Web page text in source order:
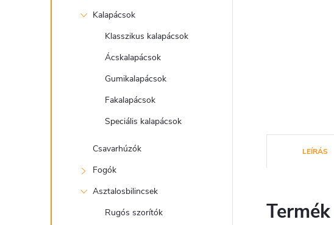
Kalapácsok
Klasszikus kalapácsok
Ácskalapácsok
Gumikalapácsok
Fakalapácsok
Speciális kalapácsok
Csavarhúzók
Fogók
Asztalosbilincsek
Rugós szorítók
LEÍRÁS